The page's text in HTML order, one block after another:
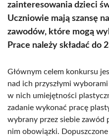
zainteresowania dzieci
Uczniowie mają szansę
zawodów, które mogą
Prace należy składać do
Głównym celem konkursu
nad ich przyszłymi
w nich umiejętności
zadanie wykonać pracę
wybrany przez siebie zawód
nim obowiązki.